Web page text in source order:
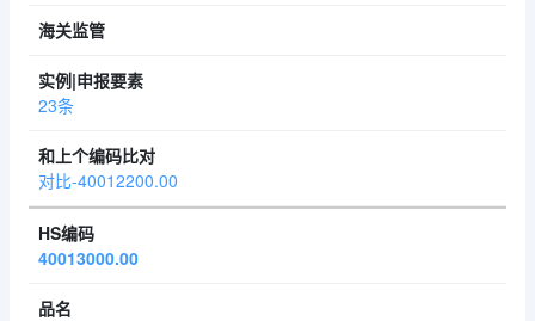
23条
对比-40012200.00
40013000.00